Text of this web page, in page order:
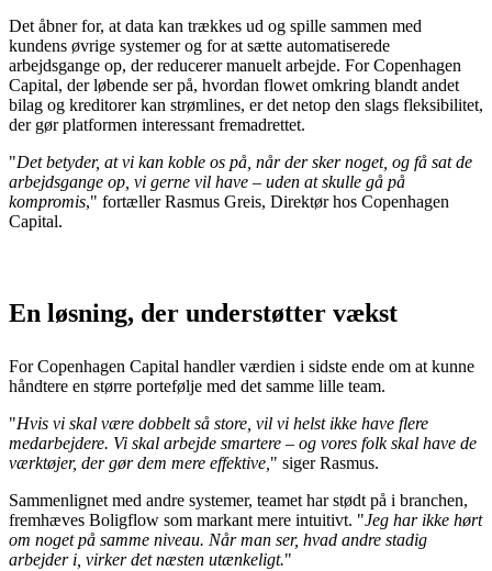
Det åbner for, at data kan trækkes ud og spille sammen med
kundens øvrige systemer og for at sætte automatiserede
arbejdsgange op, der reducerer manuelt arbejde. For Copenhagen
Capital, der løbende ser på, hvordan flowet omkring blandt andet
bilag og kreditorer kan strømlines, er det netop den slags fleksibilitet,
der gør platformen interessant fremadrettet.
"Det betyder, at vi kan koble os på, når der sker noget, og få sat de
arbejdsgange op, vi gerne vil have – uden at skulle gå på
kompromis," fortæller Rasmus Greis, Direktør hos Copenhagen
Capital.
En løsning, der understøtter vækst
For Copenhagen Capital handler værdien i sidste ende om at kunne
håndtere en større portefølje med det samme lille team.
"Hvis vi skal være dobbelt så store, vil vi helst ikke have flere
medarbejdere. Vi skal arbejde smartere – og vores folk skal have de
værktøjer, der gør dem mere effektive, " siger Rasmus.
Sammenlignet med andre systemer, teamet har stødt på i branchen,
fremhæves Boligflow som markant mere intuitivt. "Jeg har ikke hørt
om noget på samme niveau. Når man ser, hvad andre stadig
arbejder i, virker det næsten utænkeligt."